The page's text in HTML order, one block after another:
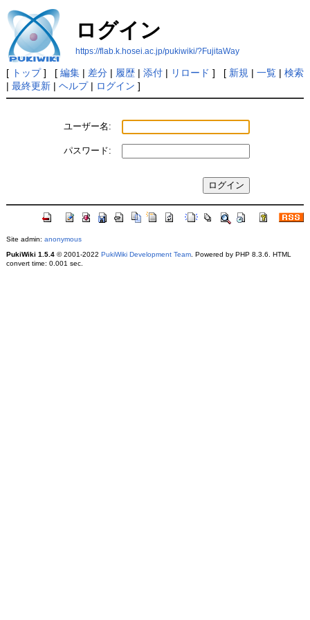
ログイン
https://flab.k.hosei.ac.jp/pukiwiki/?FujitaWay
[ トップ] [ 編集| 差分| 履歴| 添付| リロード ] [ 新規 | 一覧| 検索
| 最終更新| ヘルプ| ログイン ]
ユーザー名:
パスワード:
Site admin: anonymous
PukiWiki 1.5.4© 2001-2022 PukiWiki Development Team. Powered by PHP 8.3.6. HTML
convert time: 0.001 sec.